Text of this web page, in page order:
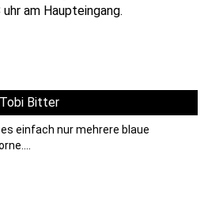
am Haupteingang.
Bitter
einfach nur mehrere blaue